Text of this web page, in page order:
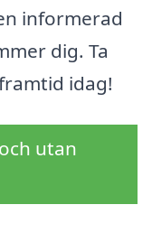
informerad
dig. Ta
idag!
utan